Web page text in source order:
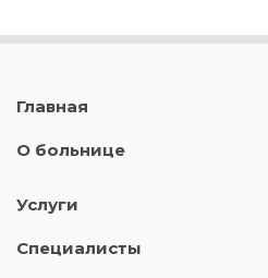
Главная
О больнице
Услуги
Специалисты